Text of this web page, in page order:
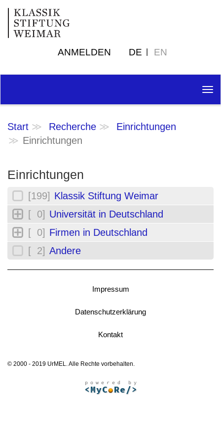
ANMELDEN DE EN
Start Recherche
Einrichtungen
Einrichtungen
Einrichtungen
[199] Klassik Stiftung Weimar
[ 0] Universität in Deutschland
[ 0] Firmen in Deutschland
[ 2] Andere
Impressum
Datenschutzerklärung
Kontakt
© 2000 - 2019 UrMEL. Alle Rechte vorbehalten.